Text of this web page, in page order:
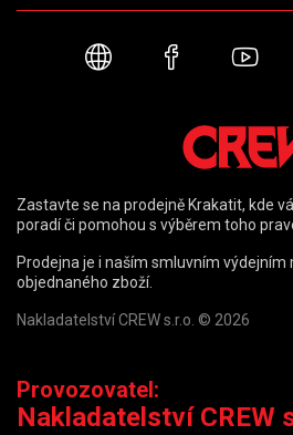
Webové stránky
Facebook
Zastavte se na prodejně Krakatit, kde
poradí či pomohou s výběrem toho
Prodejna je i naším smluvním
objednaného zboží.
Nakladatelství CREW s.r.o. © 2026
Provozovatel:
Nakladatelství CREW